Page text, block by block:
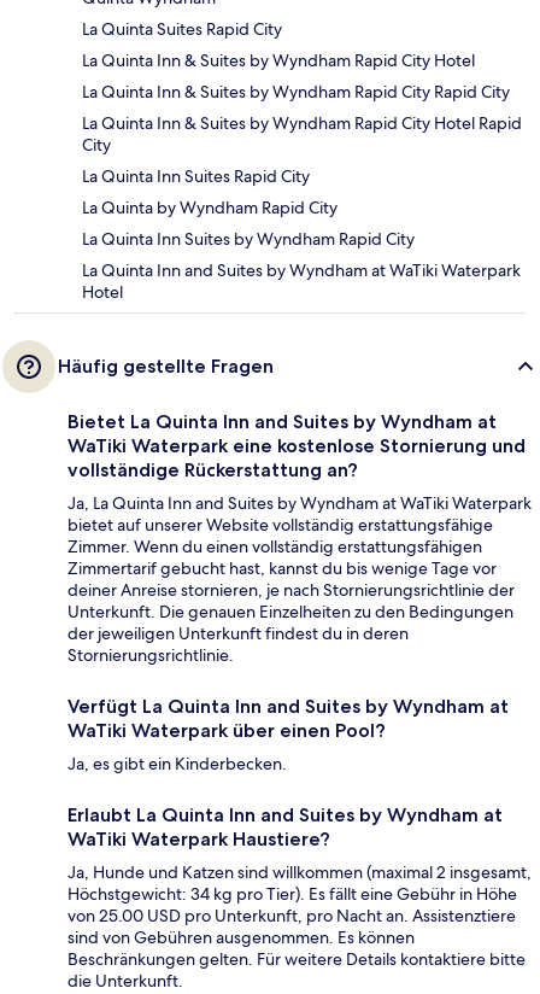
La Quinta Suites Rapid City
La Quinta Inn & Suites by Wyndham Rapid City Hotel
La Quinta Inn & Suites by Wyndham Rapid City Rapid City
La Quinta Inn & Suites by Wyndham Rapid City Hotel Rapid
City
La Quinta Inn Suites Rapid City
La Quinta by Wyndham Rapid City
La Quinta Inn Suites by Wyndham Rapid City
La Quinta Inn and Suites by Wyndham at WaTiki Waterpark
Hotel
Häufig gestellte Fragen
Bietet La Quinta Inn and Suites by Wyndham at
WaTiki Waterpark eine kostenlose Stornierung und
vollständige Rückerstattung an?
Ja, La Quinta Inn and Suites by Wyndham at WaTiki Waterpark
bietet auf unserer Website vollständig erstattungsfähige
Zimmer. Wenn du einen vollständig erstattungsfähigen
Zimmertarif gebucht hast, kannst du bis wenige Tage vor
deiner Anreise stornieren, je nach Stornierungsrichtlinie der
Unterkunft. Die genauen Einzelheiten zu den Bedingungen
der jeweiligen Unterkunft findest du in deren
Stornierungsrichtlinie.
Verfügt La Quinta Inn and Suites by Wyndham at
WaTiki Waterpark über einen Pool?
Ja, es gibt ein Kinderbecken.
Erlaubt La Quinta Inn and Suites by Wyndham at
WaTiki Waterpark Haustiere?
Ja, Hunde und Katzen sind willkommen (maximal 2 insgesamt,
Höchstgewicht: 34 kg pro Tier). Es fällt eine Gebühr in Höhe
von 25.00 USD pro Unterkunft, pro Nacht an. Assistenztiere
sind von Gebühren ausgenommen. Es können
Beschränkungen gelten. Für weitere Details kontaktiere bitte
die Unterkunft.